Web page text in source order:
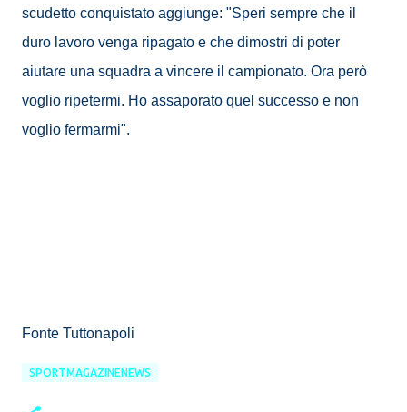
scudetto conquistato aggiunge: "Speri sempre che il
duro lavoro venga ripagato e che dimostri di poter
aiutare una squadra a vincere il campionato. Ora però
voglio ripetermi. Ho assaporato quel successo e non
voglio fermarmi".
Fonte Tuttonapoli
SPORTMAGAZINENEWS